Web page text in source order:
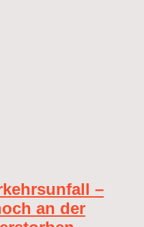
–
an der